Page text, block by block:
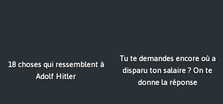
18 choses qui ressemblent à
Adolf Hitler
Tu te demandes encore où a
disparu ton salaire ? On te
donne la réponse